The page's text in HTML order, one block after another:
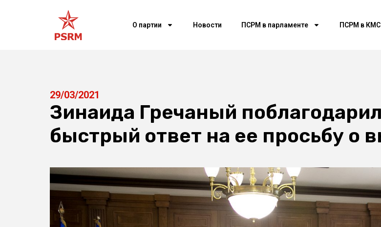
О партии Новости ПСРМ в парламенте ПСРМ в КМС
29/03/2021
Зинаида Гречаный
быстрый ответ на ее просьбу о